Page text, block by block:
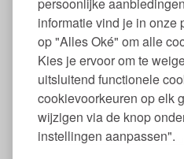
informatie vind je in onze
op "Alles Oké" om alle
Kies je ervoor om te
uitsluitend functionele
cookievoorkeuren op elk
wijzigen via de knop
instellingen aanpassen".
Kristalsoda Extra Sterk